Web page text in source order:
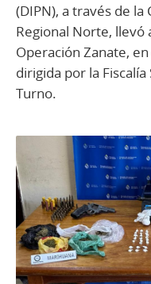
(DIPN), a través de
Regional Norte, llevó
Operación Zanate,
dirigida por la
Turno.